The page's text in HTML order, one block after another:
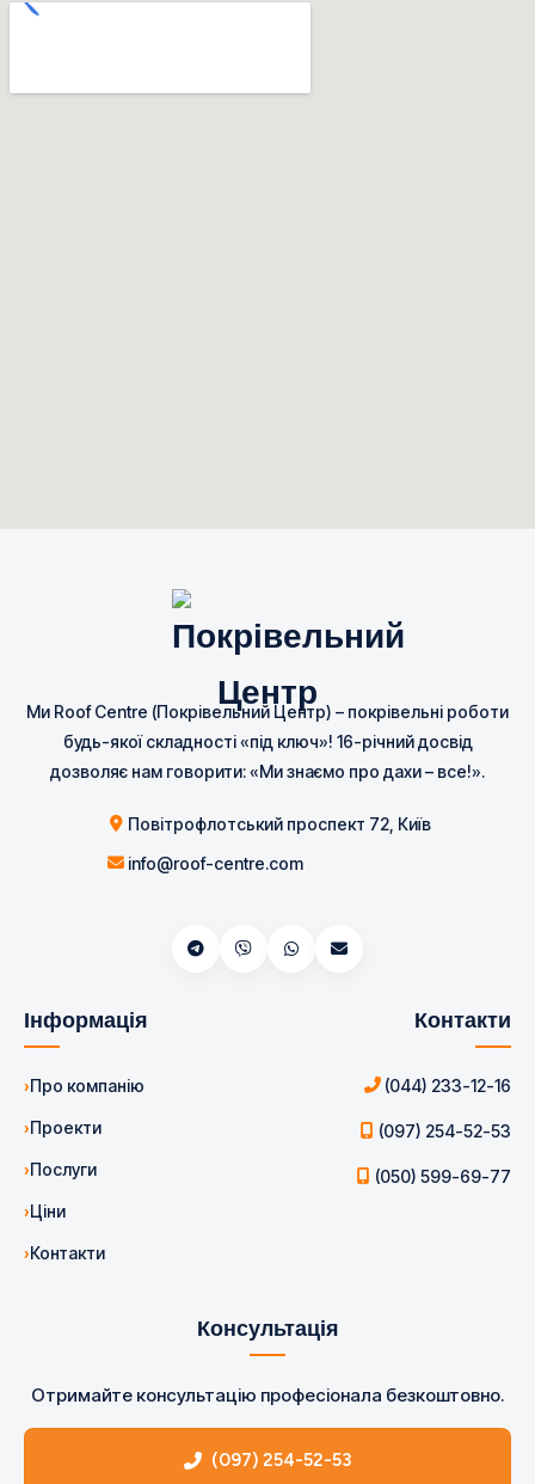
Ми Roof Centre (Покрівельний Центр) – покрівельні роботи
будь-якої складності «під ключ»! 16-річний досвід
дозволяє нам говорити: «Ми знаємо про дахи – все!».
Повітрофлотський проспект 72, Київ
info@roof-centre.com
Інформація
Про компанію
Проекти
Послуги
Ціни
Контакти
Контакти
(044) 233-12-16
(097) 254-52-53
(050) 599-69-77
Консультація
Отримайте консультацію професіонала безкоштовно.
(097) 254-52-53